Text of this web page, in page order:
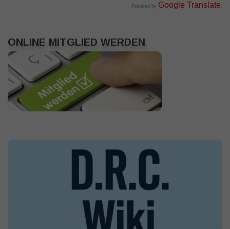
Powered by Google Translate .
ONLINE MITGLIED WERDEN